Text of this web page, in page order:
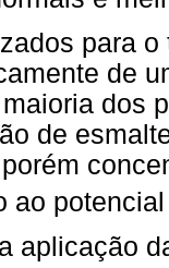
para
de
dos
de
ao
aplicação